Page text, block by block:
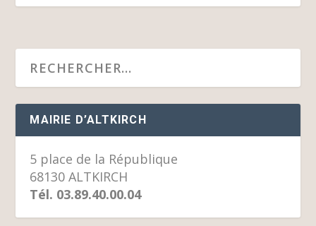
MAIRIE D’ALTKIRCH
5 place de la République
68130 ALTKIRCH
Tél. 03.89.40.00.04